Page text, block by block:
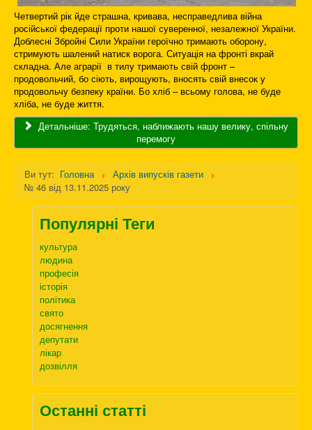
Четвертий рік йде страшна, кривава, несправедлива війна
російської федерації проти нашої суверенної, незалежної України.
Доблесні Збройні Сили України героїчно тримають оборону,
стримують шалений натиск ворога. Ситуація на фронті вкрай
складна. Але аграрії в тилу тримають свій фронт –
продовольчий, бо сіють, вирощують, вносять свій внесок у
продовольчу безпеку країни. Бо хліб – всьому голова, не буде
хліба, не буде життя.
Детальніше: Трудяться, наближають нашу велику, спільну
перемогу
Ви тут: Головна
Архів випусків газети
№ 46 від 13.11.2025 року
Популярні Теги
культура
людина
професія
історія
політика
свято
досягнення
депутати
лікар
дозвілля
Останні статті